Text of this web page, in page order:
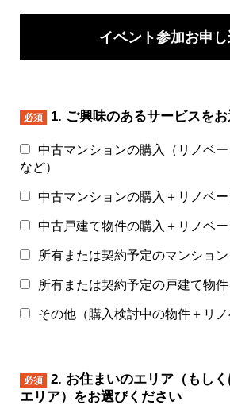
イベント参加お申
必須 1. ご興味のあるサービスを
中古マンションの購入（リノベ
など）
中古マンションの購入＋リノベ
中古戸建て物件の購入＋リノベ
所有または契約予定のマンショ
所有または契約予定の戸建て物
その他（購入検討中の物件＋リノ
必須
2. お住まいのエリア（もし
エリア）をお選びください